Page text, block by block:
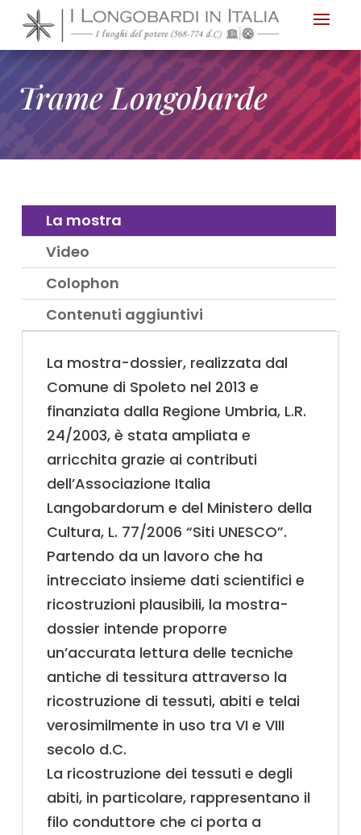
Nota:
questo
sito
Web
include
sistema
accessibilità.
Trame Longobarde
La mostra
Video
Colophon
Contenuti aggiuntivi
La mostra-dossier, realizzata dal
Comune di Spoleto nel 2013 e
finanziata dalla Regione Umbria, L.R.
24/2003, è stata ampliata e
arricchita grazie ai contributi
dell’Associazione Italia
Langobardorum e del Ministero della
Cultura, L. 77/2006 “Siti UNESCO”.
Partendo da un lavoro che ha
intrecciato insieme dati scientifici e
ricostruzioni plausibili, la mostra-
dossier intende proporre
un’accurata lettura delle tecniche
antiche di tessitura attraverso la
ricostruzione di tessuti, abiti e telai
verosimilmente in uso tra VI e VIII
secolo d.C.
La ricostruzione dei tessuti e degli
abiti, in particolare, rappresentano il
filo conduttore che ci porta a